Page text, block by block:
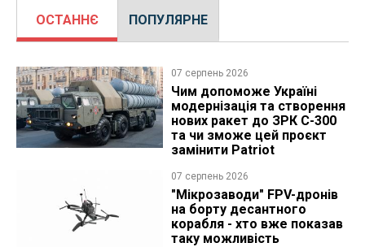
ОСТАННЄ ПОПУЛЯРНЕ
07 серпень 2026
Чим допоможе Україні
модернізація та створення
нових ракет до ЗРК С-300
та чи зможе цей проєкт
замінити Patriot
07 серпень 2026
"Мікрозаводи" FPV-дронів
на борту десантного
корабля - хто вже показав
таку можливість